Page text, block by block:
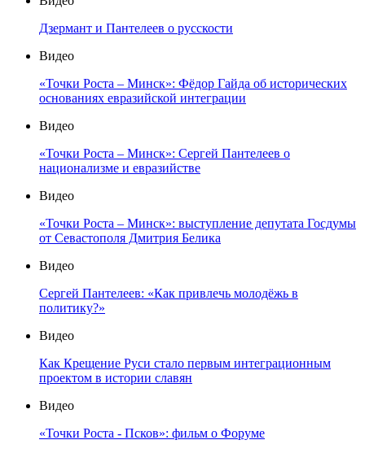
Дзермант и Пантелеев о русскости
Видео
«Точки Роста – Минск»: Фёдор Гайда об исторических
основаниях евразийской интеграции
Видео
«Точки Роста – Минск»: Сергей Пантелеев о
национализме и евразийстве
Видео
«Точки Роста – Минск»: выступление депутата Госдумы
от Севастополя Дмитрия Белика
Видео
Сергей Пантелеев: «Как привлечь молодёжь в
политику?»
Видео
Как Крещение Руси стало первым интеграционным
проектом в истории славян
Видео
«Точки Роста - Псков»: фильм о Форуме